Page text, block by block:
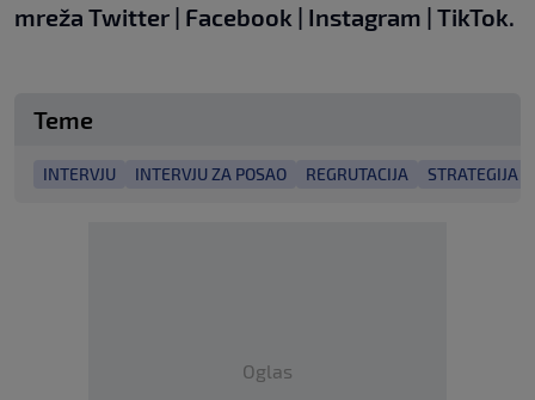
mreža Twitter | Facebook | Instagram | TikTok.
Teme
INTERVJU INTERVJU ZA POSAO REGRUTACIJA STRATEGIJA
Oglas